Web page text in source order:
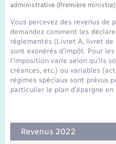
Recensement
Loisirs
Nouvel habitant
Numérique
Sécurité - Prévention
Présentation de la
Publications
La Communauté de
administrative (Première ministre)
Vous percevez des revenus de
demandez comment les
réglementés (Livret A, livret
sont exonérés d'impôt. Pour
l'imposition varie selon qu'ils
créances, etc.) ou variables
régimes spéciaux sont prévus
particulier le plan d'épargne
Revenus 2022